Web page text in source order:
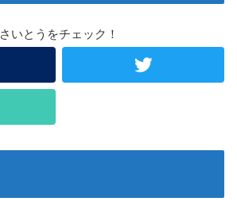
さいとうをチェック！